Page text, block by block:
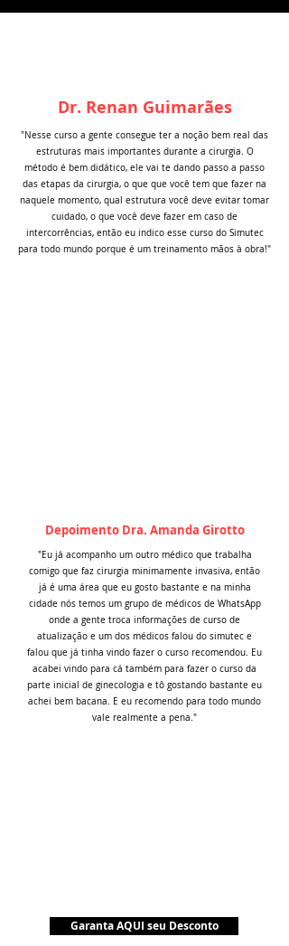
Dr. Renan Guimarães
"Nesse curso a gente consegue ter a noção bem real das
estruturas mais importantes durante a cirurgia. O
método é bem didático, ele vai te dando passo a passo
das etapas da cirurgia, o que que você tem que fazer na
naquele momento, qual estrutura você deve evitar tomar
cuidado, o que você deve fazer em caso de
intercorrências, então eu indico esse curso do Simutec
para todo mundo porque é um treinamento mãos à obra!"
Depoimento Dra. Amanda Girotto
"Eu já acompanho um outro médico que trabalha
comigo que faz cirurgia minimamente invasiva, então
já é uma área que eu gosto bastante e na minha
cidade nós temos um grupo de médicos de WhatsApp
onde a gente troca informações de curso de
atualização e um dos médicos falou do simutec e
falou que já tinha vindo fazer o curso recomendou. Eu
acabei vindo para cá também para fazer o curso da
parte inicial de ginecologia e tô gostando bastante eu
achei bem bacana. E eu recomendo para todo mundo
vale realmente a pena."
Garanta AQUI seu Desconto